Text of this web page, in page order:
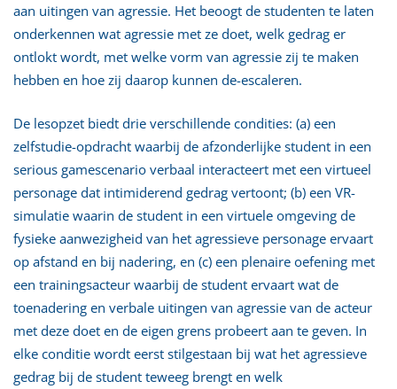
aan uitingen van agressie. Het beoogt de studenten te laten
onderkennen wat agressie met ze doet, welk gedrag er
ontlokt wordt, met welke vorm van agressie zij te maken
hebben en hoe zij daarop kunnen de-escaleren.
De lesopzet biedt drie verschillende condities: (a) een
zelfstudie-opdracht waarbij de afzonderlijke student in een
serious gamescenario verbaal interacteert met een virtueel
personage dat intimiderend gedrag vertoont; (b) een VR-
simulatie waarin de student in een virtuele omgeving de
fysieke aanwezigheid van het agressieve personage ervaart
op afstand en bij nadering, en (c) een plenaire oefening met
een trainingsacteur waarbij de student ervaart wat de
toenadering en verbale uitingen van agressie van de acteur
met deze doet en de eigen grens probeert aan te geven. In
elke conditie wordt eerst stilgestaan bij wat het agressieve
gedrag bij de student teweeg brengt en welk